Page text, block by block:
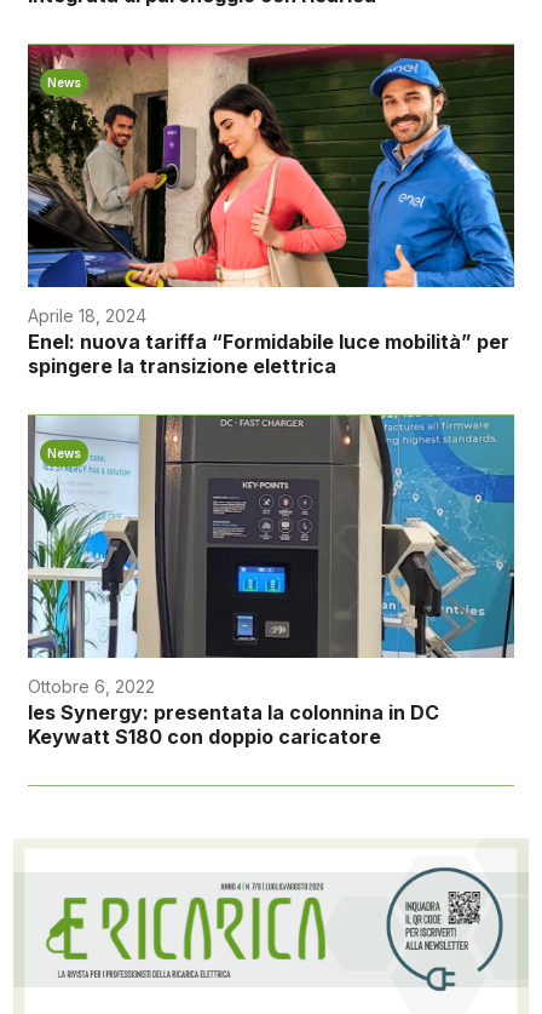
News
Aprile 18, 2024
Enel: nuova tariffa “Formidabile luce mobilità” per
spingere la transizione elettrica
News
Ottobre 6, 2022
Ies Synergy: presentata la colonnina in DC
Keywatt S180 con doppio caricatore